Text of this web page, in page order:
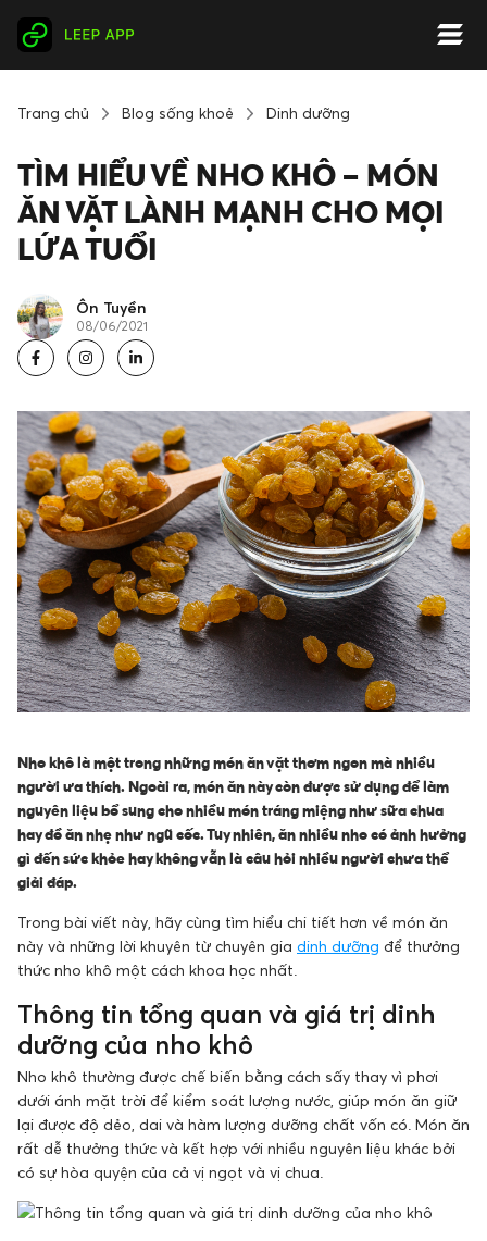
Trang chủ Blog sống khoẻ Dinh dưỡng
TÌM HIỂU VỀ NHO KHÔ – MÓN
ĂN VẶT LÀNH MẠNH CHO MỌI
LỨA TUỔI
Ôn Tuyền
08/06/2021
Nho khô là một trong những món ăn vặt thơm ngon mà nhiều
người ưa thích. Ngoài ra, món ăn này còn được sử dụng để làm
nguyên liệu bổ sung cho nhiều món tráng miệng như sữa chua
hay đồ ăn nhẹ như ngũ cốc. Tuy nhiên, ăn nhiều nho có ảnh hưởng
gì đến sức khỏe hay không vẫn là câu hỏi nhiều người chưa thể
giải đáp.
Trong bài viết này, hãy cùng tìm hiểu chi tiết hơn về món ăn
này và những lời khuyên từ chuyên gia dinh dưỡng để thưởng
thức nho khô một cách khoa học nhất.
Thông tin tổng quan và giá trị dinh
dưỡng của nho khô
Nho khô thường được chế biến bằng cách sấy thay vì phơi
dưới ánh mặt trời để kiểm soát lượng nước, giúp món ăn giữ
lại được độ dẻo, dai và hàm lượng dưỡng chất vốn có. Món ăn
rất dễ thưởng thức và kết hợp với nhiều nguyên liệu khác bởi
có sự hòa quyện của cả vị ngọt và vị chua.